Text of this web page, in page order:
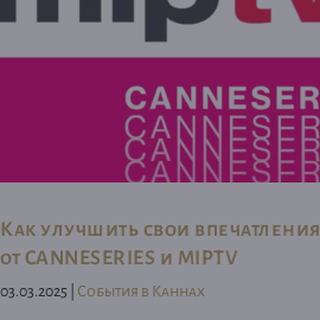
Как улучшить свои впечатления
от CANNESERIES и MIPTV
03.03.2025 | События в Каннах